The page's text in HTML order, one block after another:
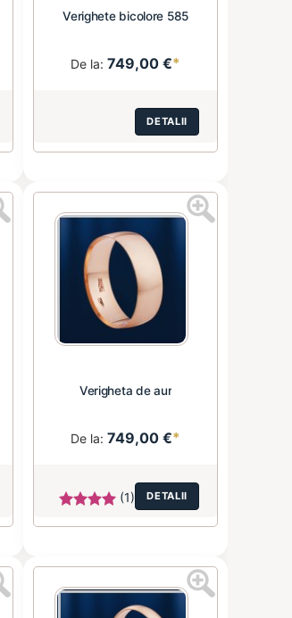
Verighete bicolore 585
De la:749,00 €*
DETALII
Verigheta de aur
De la:749,00 €*
(1) DETALII